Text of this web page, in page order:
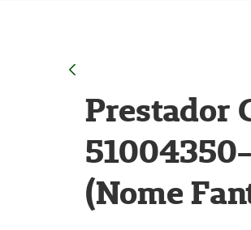
Prestador
(Nome